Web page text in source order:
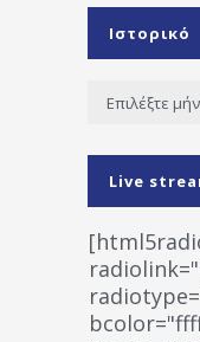
Ιστορικό
Ιστορικό
Live